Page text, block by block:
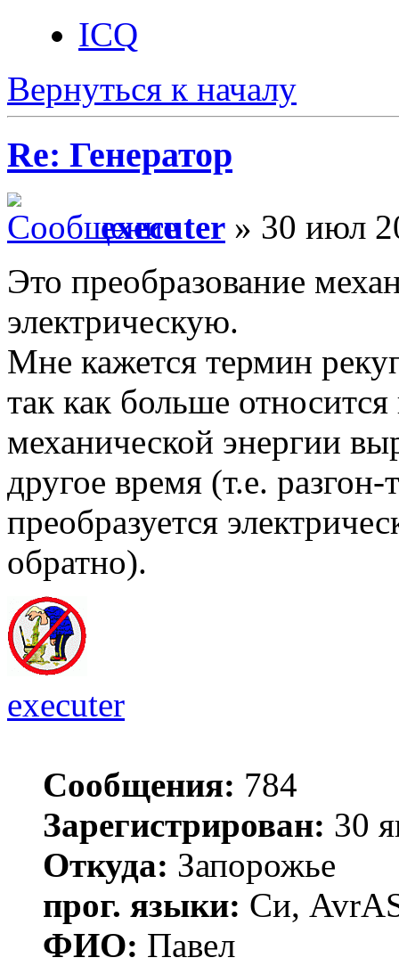
ICQ
Вернуться к началу
Re: Генератор
executer » 30 июл
Это преобразование
электрическую.
Мне кажется термин
так как больше
механической энергии
другое время (т.е.
преобразуется
обратно).
executer
Сообщения: 784
Зарегистрирован: 30
Откуда: Запорожье
прог. языки: Си,
ФИО: Павел